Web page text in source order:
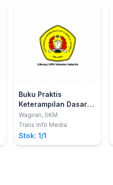
Buku Praktis
Keterampilan Dasar
untuk Mahasiswa
Keperawatan dan
Kebidanan
Wagiran, SKM
Trans Info Media
Stok: 1/1